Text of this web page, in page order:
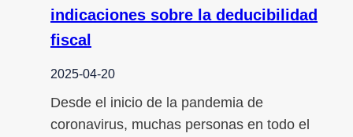
indicaciones sobre la deducibilidad
fiscal
2025-04-20
Desde el inicio de la pandemia de
coronavirus, muchas personas en todo el